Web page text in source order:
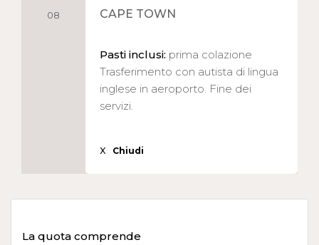
08 CAPE TOWN
Pasti inclusi: prima colazione
Trasferimento con autista di lingua
inglese in aeroporto. Fine dei
servizi.
X Chiudi
La quota comprende